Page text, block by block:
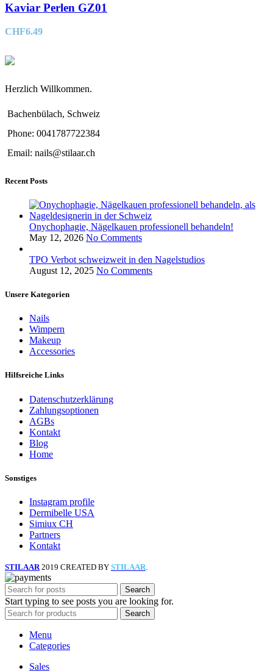
Kaviar Perlen GZ01
CHF6.49
Herzlich Willkommen.
Bachenbülach, Schweiz
Phone: 0041787722384
Email: nails@stilaar.ch
Recent Posts
Onychophagie, Nägelkauen professionell behandeln!
May 12, 2026 No Comments
TPO Verbot schweizweit in den Nagelstudios
August 12, 2025 No Comments
Unsere Kategorien
Nails
Wimpern
Makeup
Accessories
Hilfsreiche Links
Datenschutzerklärung
Zahlungsoptionen
AGBs
Kontakt
Blog
Home
Sonstiges
Instagram profile
Dermibelle USA
Simiux CH
Partners
Kontakt
STILAAR 2019 CREATED BY STILAAR
Search
Start typing to see posts you are looking for.
Search
Menu
Categories
Sales